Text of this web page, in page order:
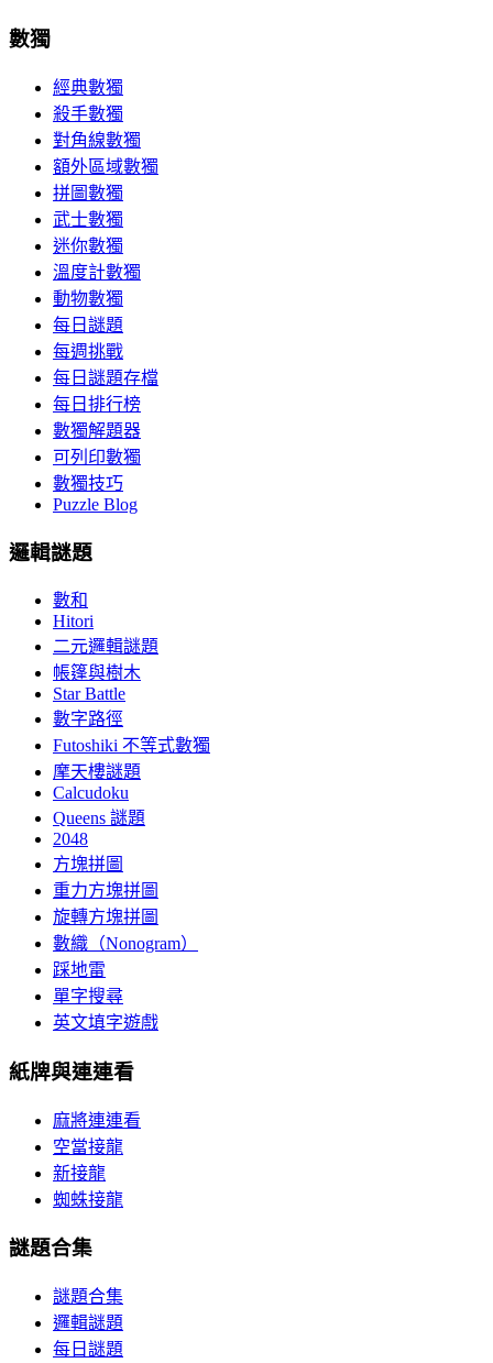
數獨
經典數獨
殺手數獨
對角線數獨
額外區域數獨
拼圖數獨
武士數獨
迷你數獨
溫度計數獨
動物數獨
每日謎題
每週挑戰
每日謎題存檔
每日排行榜
數獨解題器
可列印數獨
數獨技巧
Puzzle Blog
邏輯謎題
數和
Hitori
二元邏輯謎題
帳篷與樹木
Star Battle
數字路徑
Futoshiki 不等式數獨
摩天樓謎題
Calcudoku
Queens 謎題
2048
方塊拼圖
重力方塊拼圖
旋轉方塊拼圖
數織（Nonogram）
踩地雷
單字搜尋
英文填字遊戲
紙牌與連連看
麻將連連看
空當接龍
新接龍
蜘蛛接龍
謎題合集
謎題合集
邏輯謎題
每日謎題